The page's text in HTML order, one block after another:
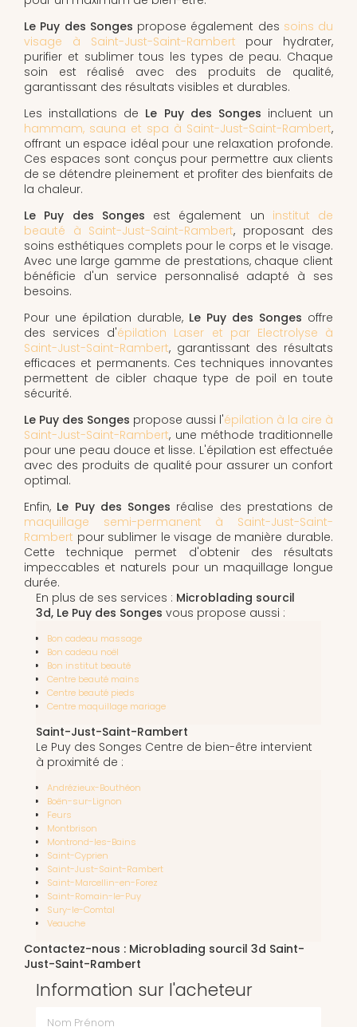
Le Puy des Songes propose également des soins du
visage à Saint-Just-Saint-Rambert pour hydrater,
purifier et sublimer tous les types de peau. Chaque
soin est réalisé avec des produits de qualité,
garantissant des résultats visibles et durables.
Les installations de Le Puy des Songes incluent un
hammam, sauna et spa à Saint-Just-Saint-Rambert,
offrant un espace idéal pour une relaxation profonde.
Ces espaces sont conçus pour permettre aux clients
de se détendre pleinement et profiter des bienfaits de
la chaleur.
Le Puy des Songes est également un institut de
beauté à Saint-Just-Saint-Rambert, proposant des
soins esthétiques complets pour le corps et le visage.
Avec une large gamme de prestations, chaque client
bénéficie d'un service personnalisé adapté à ses
besoins.
Pour une épilation durable, Le Puy des Songes offre
des services d'épilation Laser et par Electrolyse à
Saint-Just-Saint-Rambert, garantissant des résultats
efficaces et permanents. Ces techniques innovantes
permettent de cibler chaque type de poil en toute
sécurité.
Le Puy des Songes propose aussi l'épilation à la cire à
Saint-Just-Saint-Rambert, une méthode traditionnelle
pour une peau douce et lisse. L'épilation est effectuée
avec des produits de qualité pour assurer un confort
optimal.
Enfin, Le Puy des Songes réalise des prestations de
maquillage semi-permanent à Saint-Just-Saint-
Rambert pour sublimer le visage de manière durable.
Cette technique permet d'obtenir des résultats
impeccables et naturels pour un maquillage longue
durée.
En plus de ses services : Microblading sourcil
3d, Le Puy des Songes vous propose aussi :
Bon cadeau massage
Bon cadeau noël
Bon institut beauté
Centre beauté mains
Centre beauté pieds
Centre maquillage mariage
Saint-Just-Saint-Rambert
Le Puy des Songes Centre de bien-être intervient
à proximité de :
Andrézieux-Bouthéon
Boën-sur-Lignon
Feurs
Montbrison
Montrond-les-Bains
Saint-Cyprien
Saint-Just-Saint-Rambert
Saint-Marcellin-en-Forez
Saint-Romain-le-Puy
Sury-le-Comtal
Veauche
Contactez-nous : Microblading sourcil 3d Saint-
Just-Saint-Rambert
Information sur l'acheteur